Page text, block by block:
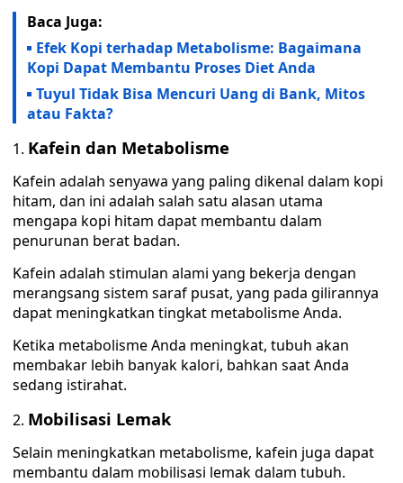
Baca Juga:
Efek Kopi terhadap Metabolisme: Bagaimana
Kopi Dapat Membantu Proses Diet Anda
Tuyul Tidak Bisa Mencuri Uang di Bank, Mitos
atau Fakta?
Kafein dan Metabolisme
Kafein adalah senyawa yang paling dikenal dalam kopi
hitam, dan ini adalah salah satu alasan utama
mengapa kopi hitam dapat membantu dalam
penurunan berat badan.
Kafein adalah stimulan alami yang bekerja dengan
merangsang sistem saraf pusat, yang pada gilirannya
dapat meningkatkan tingkat metabolisme Anda.
Ketika metabolisme Anda meningkat, tubuh akan
membakar lebih banyak kalori, bahkan saat Anda
sedang istirahat.
Mobilisasi Lemak
Selain meningkatkan metabolisme, kafein juga dapat
membantu dalam mobilisasi lemak dalam tubuh.